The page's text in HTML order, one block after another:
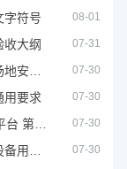
字符号 08-01
收大纲 07-31
07-30
用要求 07-30
07-30
07-30